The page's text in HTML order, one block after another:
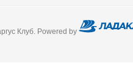
Клуб. Powered by